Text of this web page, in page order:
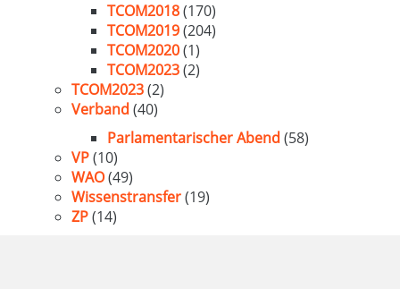
TCOM2018(170)
TCOM2019(204)
TCOM2020(1)
TCOM2023(2)
TCOM2023(2)
Verband (40)
Parlamentarischer Abend (58)
VP(10)
WAO(49)
Wissenstransfer(19)
ZP(14)